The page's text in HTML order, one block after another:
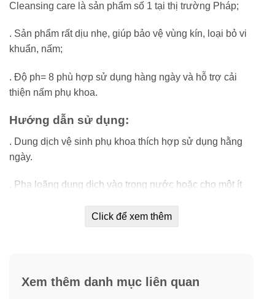
Cleansing care là sản phẩm số 1 tại thị trường Pháp;
. Sản phẩm rất dịu nhẹ, giúp bảo vệ vùng kín, loại bỏ vi
khuẩn, nấm;
. Độ ph= 8 phù hợp sử dụng hàng ngày và hỗ trợ cải
thiện nấm phụ khoa.
Hướng dẫn sử dụng:
. Dung dịch vệ sinh phụ khoa thích hợp sử dụng hằng
ngày.
. Pha loãng dung dịch vào trong nước hoặc cho một ít
mạc vùng sinh dục và hậu môn, rồi rửa lại với nước
. Bảo quản nơi thoáng mát, tránh ánh sáng trực tiếp.
Click để xem thêm
Xem thêm danh mục liên quan